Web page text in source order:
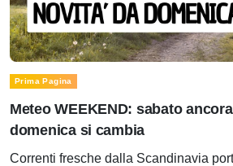
Prima Pagina
Meteo WEEKEND: sabato
domenica si cambia
Correnti fresche dalla Scandinavia